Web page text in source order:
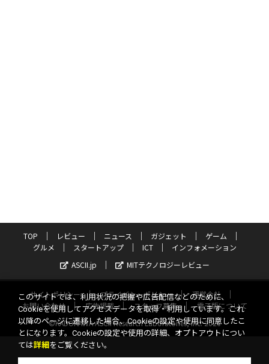
TOP レビュー ニュース ガジェット
ゲーム
グルメ
スタートアップ ICT
インフォメーション
ASCII.jp
MITテクノロジーレビュー
サイトポリシー プライバシーポリシー
運営会社
お問い合わせ
広告掲載 スタッフ募集
電子版について
©KADOKAWA ASCII Research Laboratories, Inc. 2026
このサイトでは、利用状況の把握や広告配信などのために、
Cookieを使用してアクセスデータを取得・利用しています。これ
以降のページに遷移した場合、Cookieの設定や使用に同意したこ
とになります。Cookieの設定や使用の詳細、オプトアウトについ
ては詳細 をご覧ください。